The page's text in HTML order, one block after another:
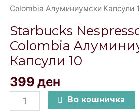
Colombia Алуминиумски Капсули
Starbucks
Colombia
Капсули 10
399 ден
Алуминиумски
10
quantity
Во кошничка